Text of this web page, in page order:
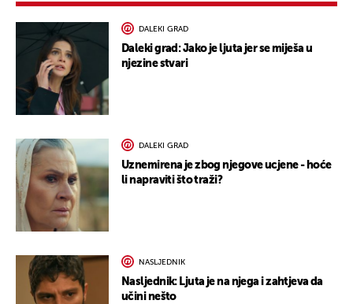
DALEKI GRAD
Daleki grad: Jako je ljuta jer se miješa u
njezine stvari
DALEKI GRAD
Uznemirena je zbog njegove ucjene - hoće
li napraviti što traži?
NASLJEDNIK
Nasljednik: Ljuta je na njega i zahtjeva da
učini nešto